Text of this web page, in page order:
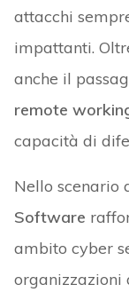
attacchi
impattanti.
anche il
remote
capacità di
Nello scenario
Software
ambito cyber
organizzazioni